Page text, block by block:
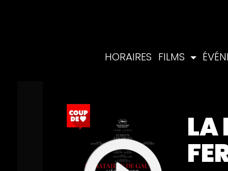
HORAIRES FILMS
LA